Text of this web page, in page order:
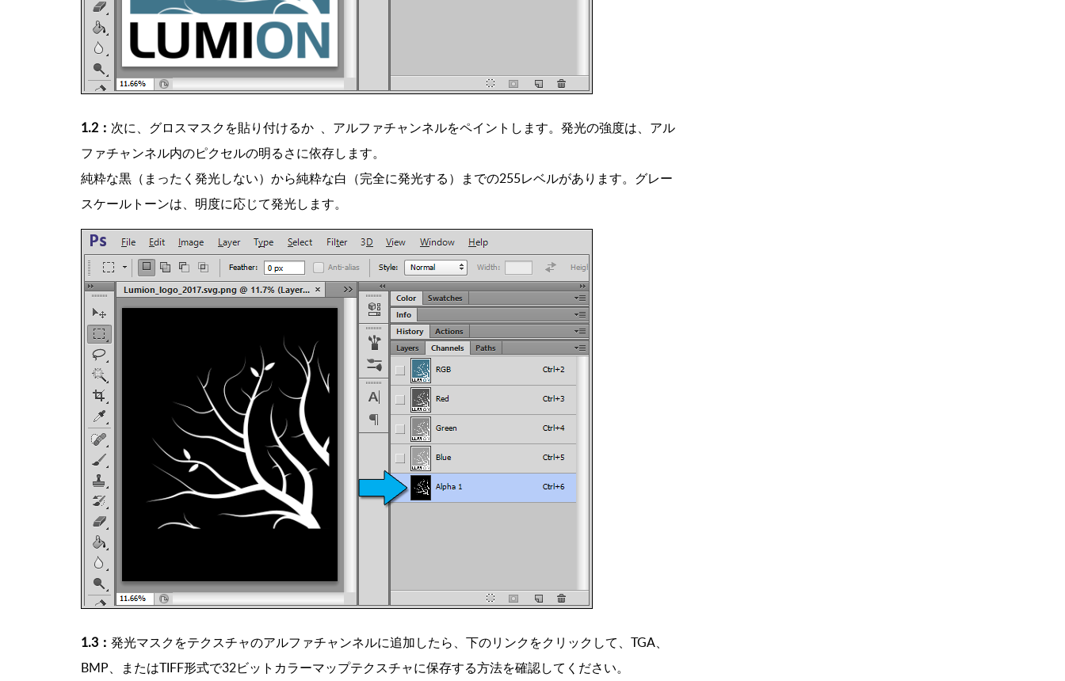
1.2： 次に、グロスマスクを貼り付けるか 、アルファチャンネルをペイントします。発光の強度は、アル
ファチャンネル内のピクセルの明るさに依存します。
純粋な黒（まったく発光しない）から純粋な白（完全に発光する）までの255レベルがあります。グレー
スケールトーンは、明度に応じて発光します。
1.3： 発光マスクをテクスチャのアルファチャンネルに追加したら、下のリンクをクリックして、TGA、
BMP、またはTIFF形式で32ビットカラーマップテクスチャに保存する方法を確認してください。